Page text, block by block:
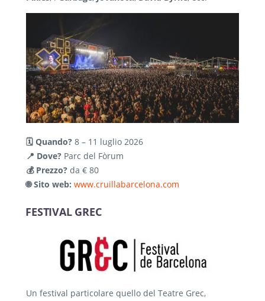
🗓️ Quando? 8 – 11 luglio 2026
📍 Dove? Parc del Fòrum
💰 Prezzo? da € 80
🌐 Sito web: www.cruillabarcelona.com
FESTIVAL GREC
Un festival particolare quello del Teatre Grec,